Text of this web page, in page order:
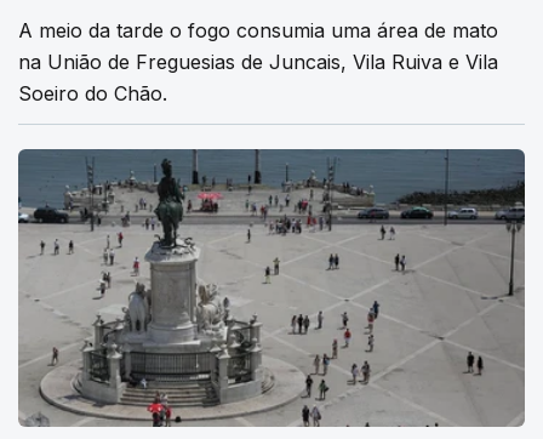
A meio da tarde o fogo consumia uma área de mato
na União de Freguesias de Juncais, Vila Ruiva e Vila
Soeiro do Chão.